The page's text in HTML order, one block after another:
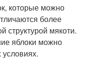
которые можно
более
структурой мякоти.
яблоки можно